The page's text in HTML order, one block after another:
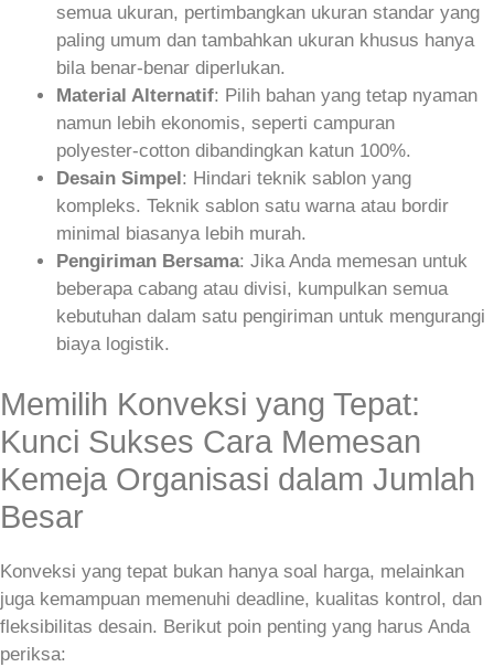
semua ukuran, pertimbangkan ukuran standar yang
paling umum dan tambahkan ukuran khusus hanya
bila benar‑benar diperlukan.
Material Alternatif: Pilih bahan yang tetap nyaman
namun lebih ekonomis, seperti campuran
polyester‑cotton dibandingkan katun 100%.
Desain Simpel: Hindari teknik sablon yang
kompleks. Teknik sablon satu warna atau bordir
minimal biasanya lebih murah.
Pengiriman Bersama: Jika Anda memesan untuk
beberapa cabang atau divisi, kumpulkan semua
kebutuhan dalam satu pengiriman untuk mengurangi
biaya logistik.
Memilih Konveksi yang Tepat:
Kunci Sukses Cara Memesan
Kemeja Organisasi dalam Jumlah
Besar
Konveksi yang tepat bukan hanya soal harga, melainkan
juga kemampuan memenuhi deadline, kualitas kontrol, dan
fleksibilitas desain. Berikut poin penting yang harus Anda
periksa: